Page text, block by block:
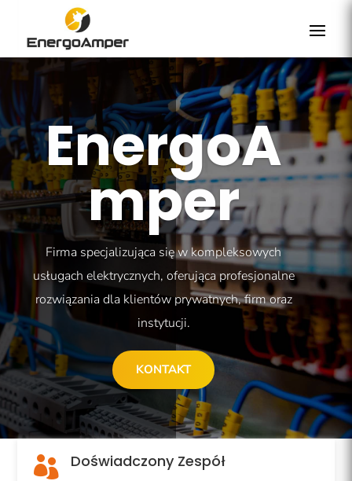
EnergoA
mper
Firma specjalizująca się w kompleksowych
usługach elektrycznych, oferująca profesjonalne
rozwiązania dla klientów prywatnych, firm oraz
instytucji.
KONTAKT
 Doświadczony Zespół